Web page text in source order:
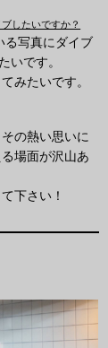
したいですか？
る写真にダイブ
いです。
みたいです。
の熱い思いに
場面が沢山あ
下さい！